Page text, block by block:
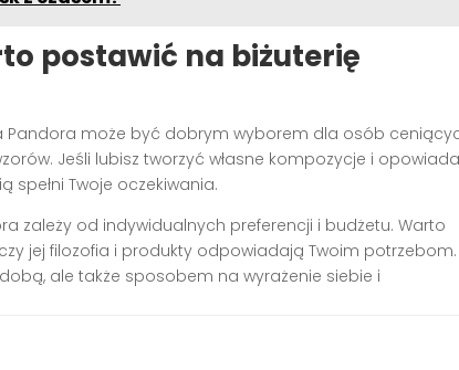
postawić na biżuterię
Pandora może być dobrym wyborem dla osób
Jeśli lubisz tworzyć własne kompozycje i
spełni Twoje oczekiwania.
zależy od indywidualnych preferencji i budżetu. Warto
jej filozofia i produkty odpowiadają Twoim potrzebom.
ale także sposobem na wyrażenie siebie i